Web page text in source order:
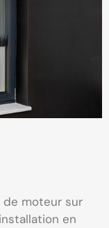
moteur sur
en